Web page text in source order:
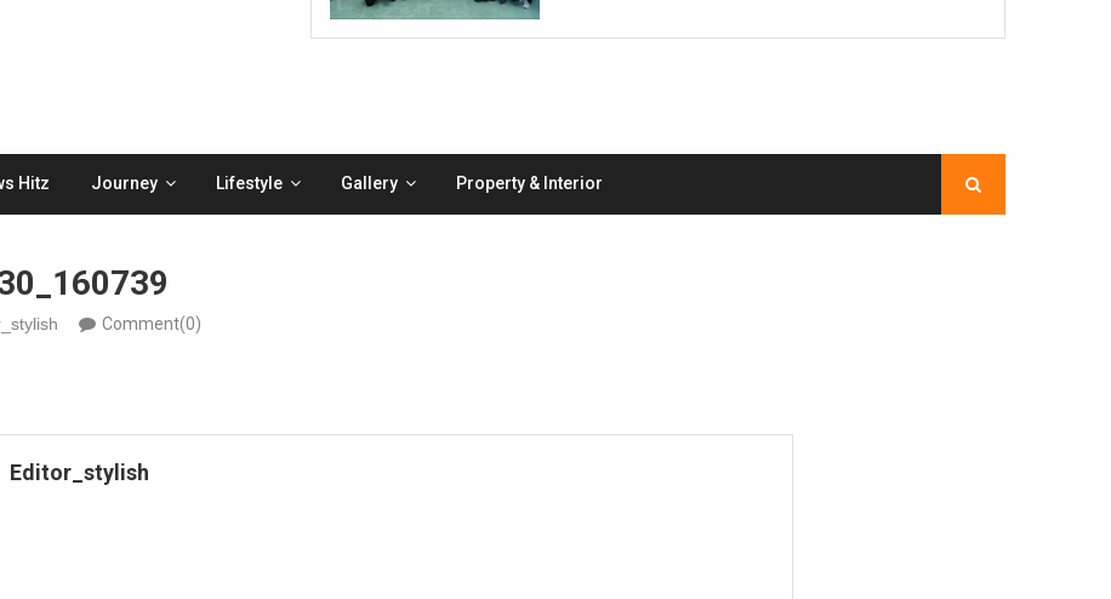
Hitz Journey Lifestyle Gallery Property & Interior
Comment(0)
Editor_stylish